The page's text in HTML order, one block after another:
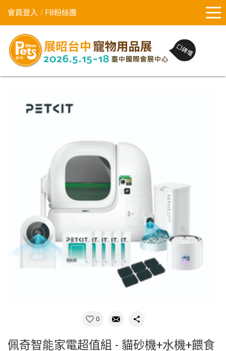
會員登入 FB粉絲團
0
佩奇智能家電超值組 - 貓砂機+水機+餵食